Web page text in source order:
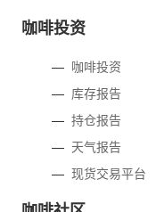
咖啡投资
— 咖啡投资
— 库存报告
—持仓报告
— 天气报告
—现货交易平台